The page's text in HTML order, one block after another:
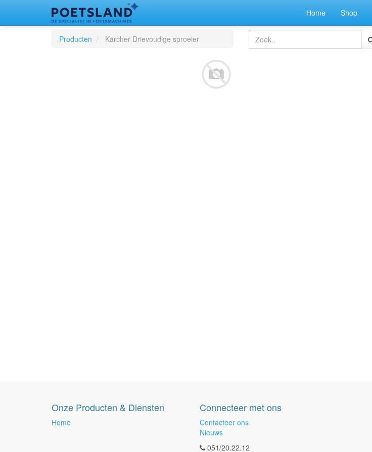
Home Shop
Producten Kärcher Drievoudige sproeier
Onze Producten & Diensten
Home
Connecteer met ons
Contacteer ons
Nieuws
051/20.22.12